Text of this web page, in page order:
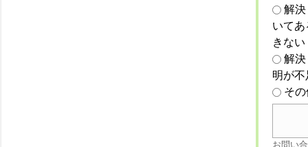
解
いて
きない
解
明が
そ
お問い